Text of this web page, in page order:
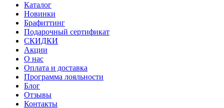
Каталог
Новинки
Брафиттинг
Подарочный сертификат
СКИДКИ
Акции
О нас
Оплата и доставка
Программа лояльности
Блог
Отзывы
Контакты